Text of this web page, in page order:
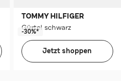
TOMMY HILFIGER
Gürtel schwarz
-30%*
Jetzt shoppen